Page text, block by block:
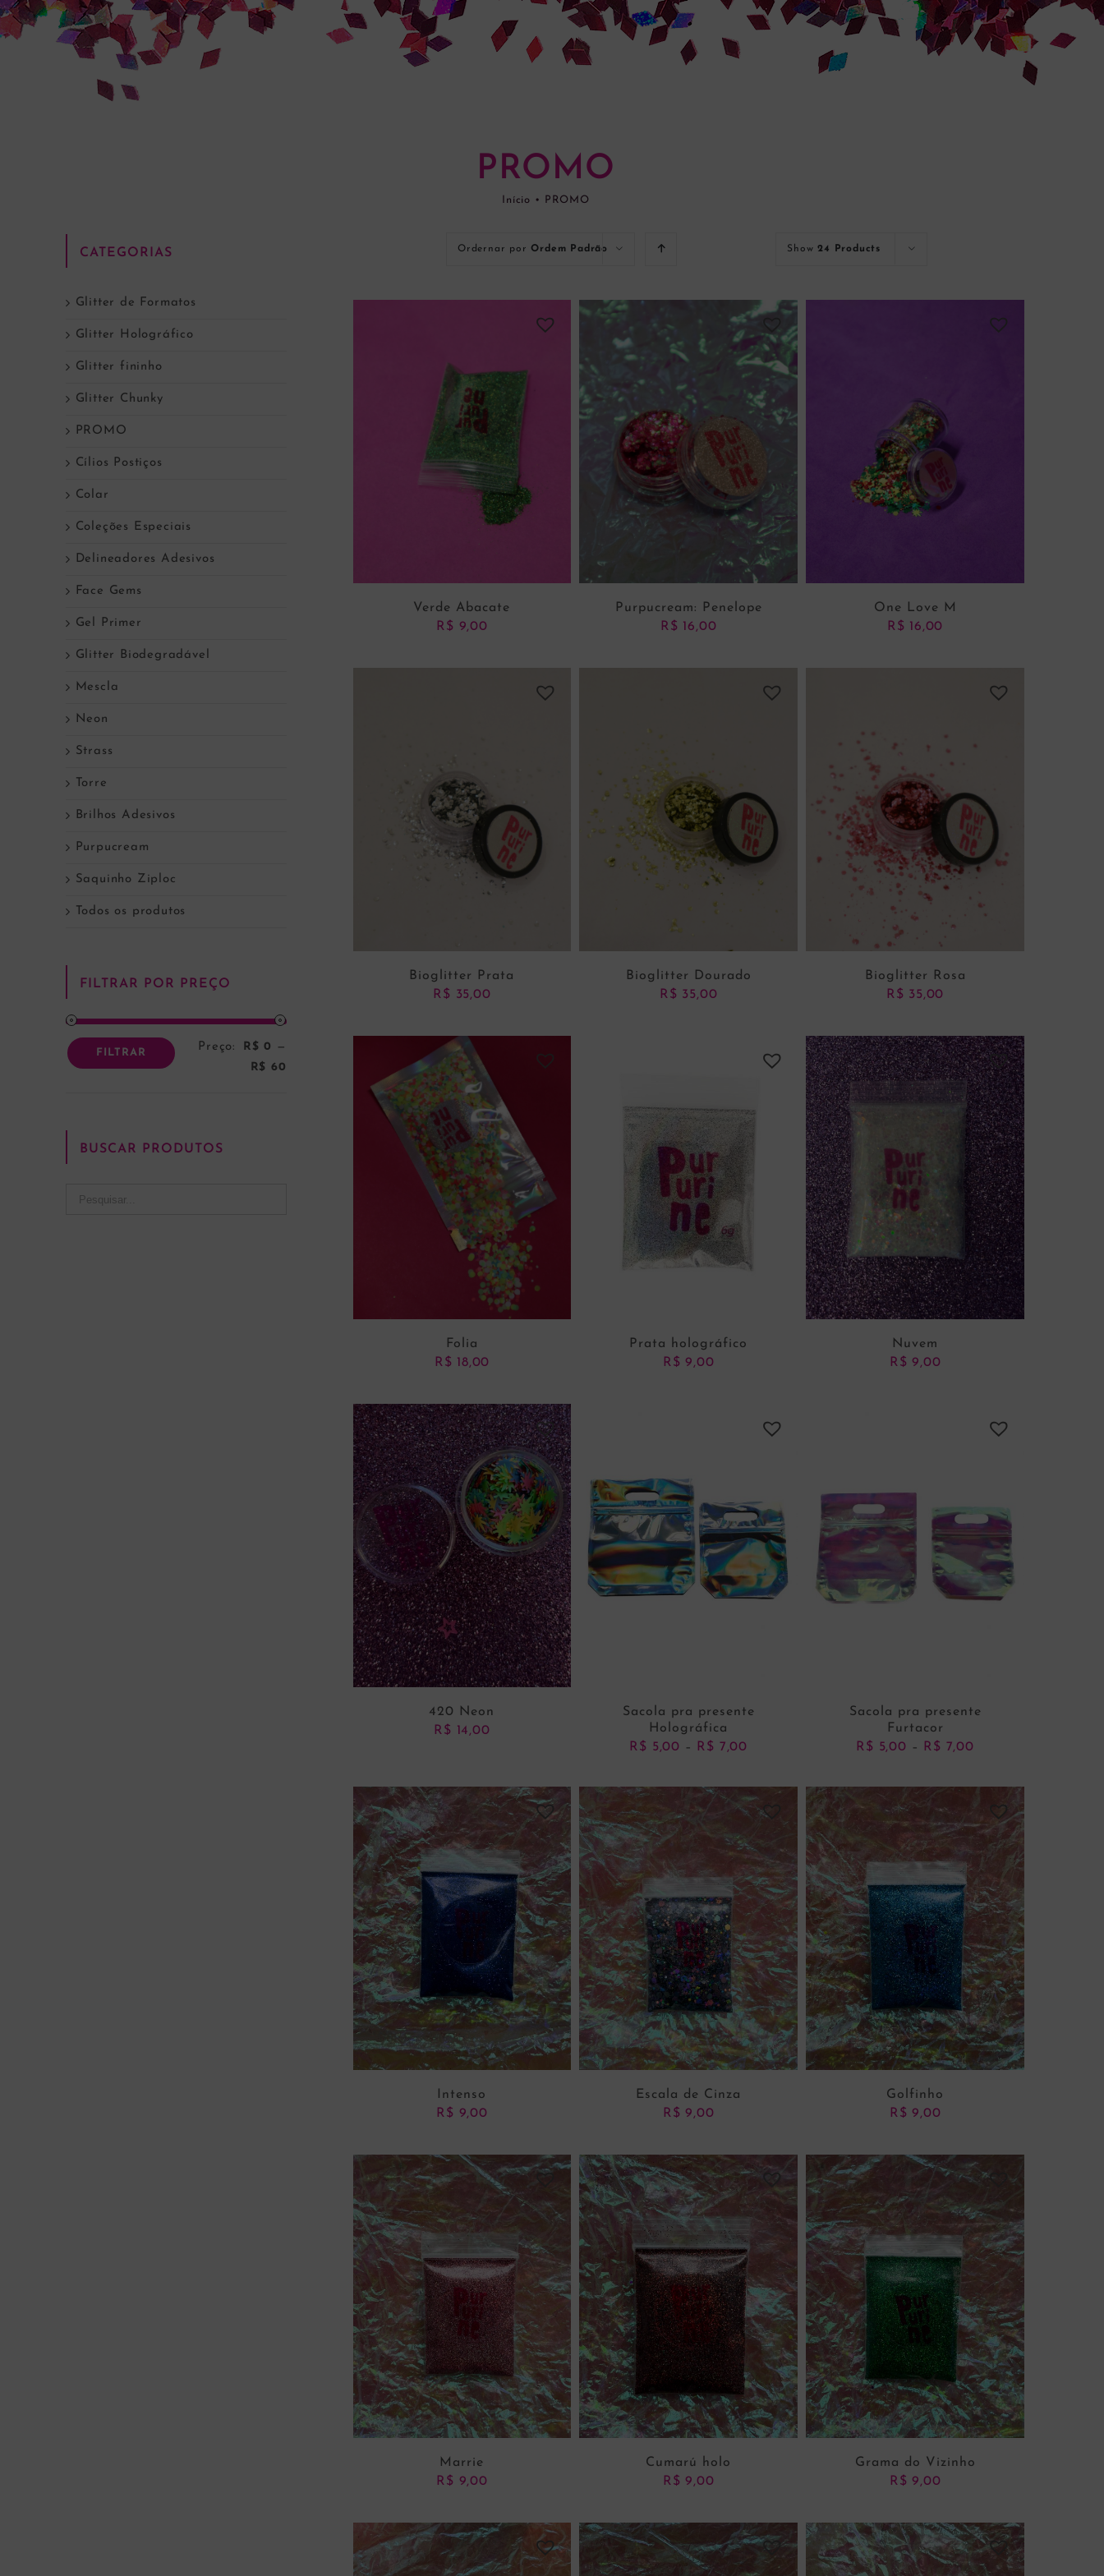
PROMO
Início • PROMO
Ordernar porOrdem Padrão Show24 Products
Verde Abacate
R$ 9,00
Purpucream: Penelope
R$ 16,00
One Love M
R$ 16,00
ADICIONAR AO CARRINHO
Bioglitter Prata
R$ 35,00
Bioglitter Dourado
R$ 35,00
ADICIONAR AO CARRINHO
Bioglitter Rosa
R$ 35,00
ADICIONAR AO CARRINHO
Folia
R$ 18,00
Prata holográfico
R$ 9,00
Nuvem
R$ 9,00
ADICIONAR AO CARRINHO
420 Neon
R$ 14,00
VER OPÇÕES
Sacola pra presente
Holográfica
R$ 5,00 – R$ 7,00
R$ 5,00
through
R$ 7,00
VER OPÇÕES
Sacola pra presente
Furtacor
R$ 5,00 – R$ 7,00Price
R$ 5,00
through
R$ 7,00
ADICIONAR AO CARRINHO
Intenso
R$ 9,00
ADICIONAR AO CARRINHO
Escala de Cinza
R$ 9,00
ADICIONAR AO CARRINHO
Golfinho
R$ 9,00
Marrie
R$ 9,00
Cumarú holo
R$ 9,00
Grama do Vizinho
R$ 9,00
CATEGORIAS
Glitter de Formatos
Glitter Holográfico
Glitter fininho
Glitter Chunky
PROMO
Cílios Postiços
Colar
Coleções Especiais
Delineadores Adesivos
Face Gems
Gel Primer
Glitter Biodegradável
Mescla
Neon
Strass
Torre
Brilhos Adesivos
Purpucream
Saquinho Ziploc
Todos os produtos
FILTRAR POR PREÇO
FILTRAR Preço: R$ 0
—
R$ 60
BUSCAR PRODUTOS